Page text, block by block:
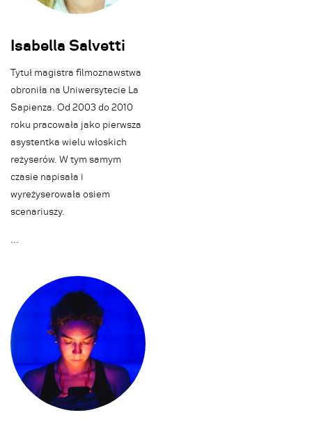
Isabella Salvetti
Tytuł magistra filmoznawstwa
obroniła na Uniwersytecie La
Sapienza. Od 2003 do 2010
roku pracowała jako pierwsza
asystentka wielu włoskich
reżyserów. W tym samym
czasie napisała i
wyreżyserowała osiem
scenariuszy.
...